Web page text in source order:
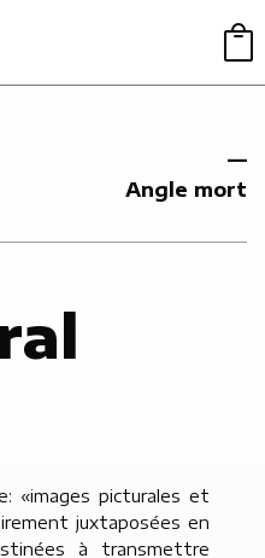
Angle mort
«images picturales et
juxtaposées en
à transmettre